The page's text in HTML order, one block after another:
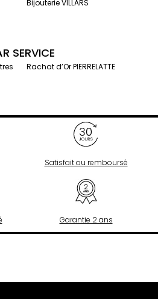
Bijouterie VILLARS
SERVICE
Rachat d’Or PIERRELATTE
Satisfait ou remboursé
Garantie 2 ans